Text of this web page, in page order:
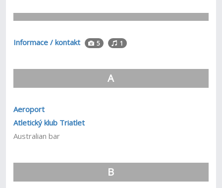
Informace / kontakt 5 1
A
Aeroport
Atletický klub Triatlet
Australian bar
B